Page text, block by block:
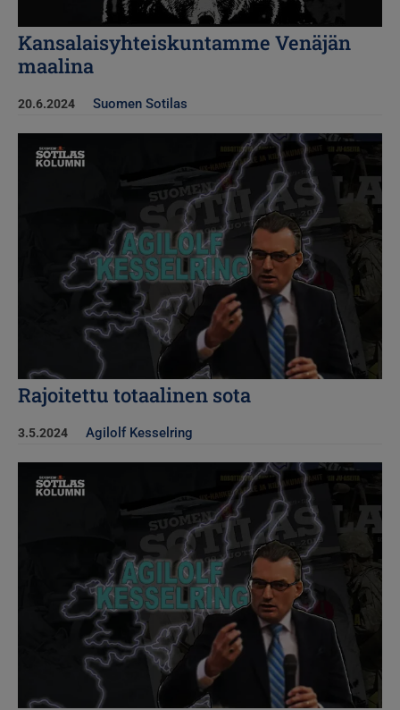
Kansalaisyhteiskuntamme Venäjän
maalina
20.6.2024 Suomen Sotilas
Kuva
Rajoitettu totaalinen sota
3.5.2024 Agilolf Kesselring
Kuva